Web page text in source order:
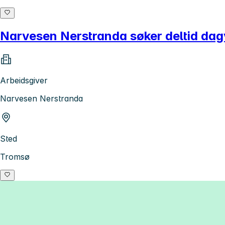
Narvesen Nerstranda søker deltid
Arbeidsgiver
Narvesen Nerstranda
Sted
Tromsø